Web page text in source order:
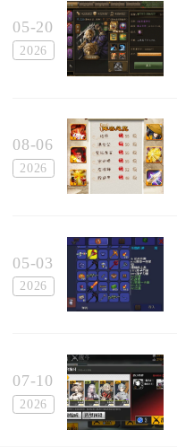
05-20
2026
08-06
2026
05-03
2026
07-10
2026